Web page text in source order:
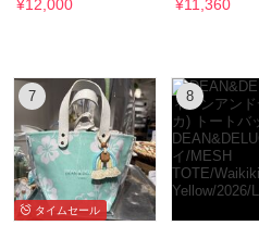
¥12,000 ¥11,360
7
タイムセール
8